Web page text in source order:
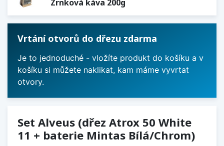
Zrnková káva 200g
Vrtání otvorů do dřezu zdarma
Je to jednoduché - vložíte produkt do košíku a v
košíku si můžete naklikat, kam máme vyvrtat
otvory.
Set Alveus (dřez Atrox 50 White
11 + baterie Mintas Bílá/Chrom)